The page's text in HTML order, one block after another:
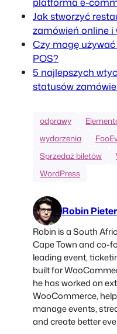
Jak stworzyć
zamówień online i
Czy mogę
POS?
5 najlepszych
statusów
odprawy
wydarzenia
Sprzedaż biletów
WordPress
Robin
Robin is a South
Cape Town and co-
leading event,
built for
he has worked on
WooCommerce,
manage events,
and create better